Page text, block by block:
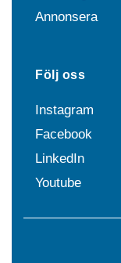
Annonsera
Följ oss
Instagram
Facebook
LinkedIn
Youtube